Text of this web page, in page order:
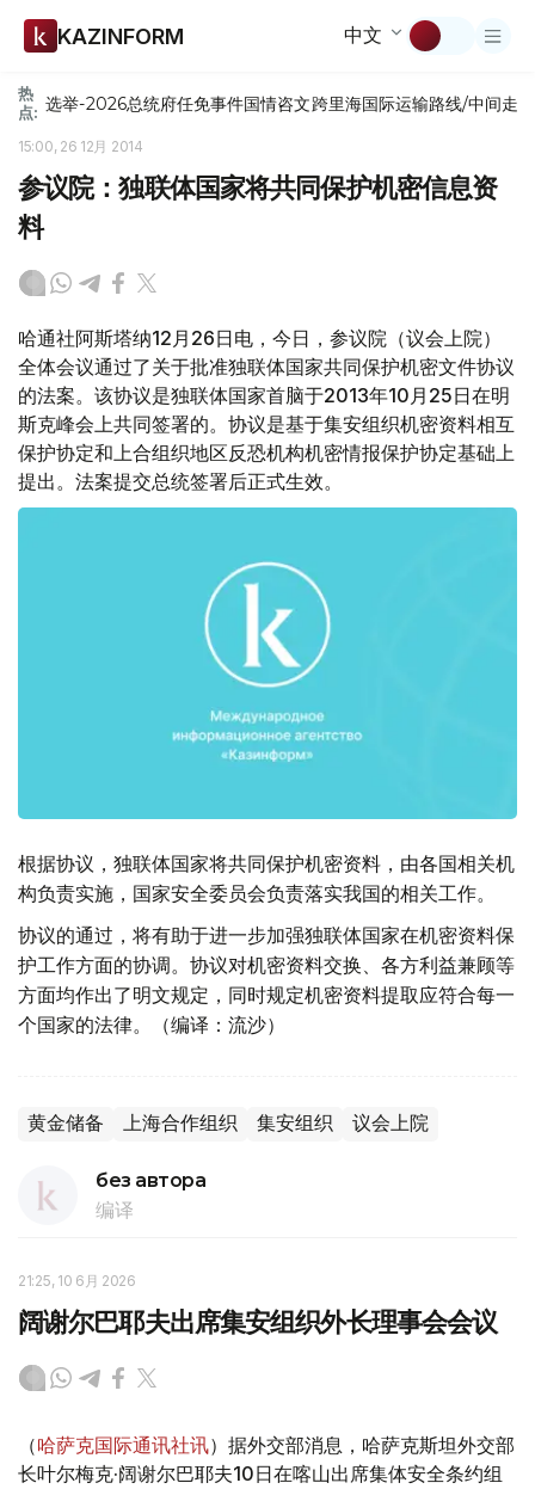
KAZINFORM 中文
热
点: 选举-2026总统府任免事件国情咨文跨里海国际运输路线/中间走廊
15:00, 26 12月 2014
参议院：独联体国家将共同保护机密信息资
料
哈通社阿斯塔纳12月26日电，今日，参议院（议会上院）
全体会议通过了关于批准独联体国家共同保护机密文件协议
的法案。该协议是独联体国家首脑于2013年10月25日在明
斯克峰会上共同签署的。协议是基于集安组织机密资料相互
保护协定和上合组织地区反恐机构机密情报保护协定基础上
提出。法案提交总统签署后正式生效。
根据协议，独联体国家将共同保护机密资料，由各国相关机
构负责实施，国家安全委员会负责落实我国的相关工作。
协议的通过，将有助于进一步加强独联体国家在机密资料保
护工作方面的协调。协议对机密资料交换、各方利益兼顾等
方面均作出了明文规定，同时规定机密资料提取应符合每一
个国家的法律。（编译：流沙）
黄金储备 上海合作组织 集安组织 议会上院
без автора
编译
21:25, 10 6月 2026
阔谢尔巴耶夫出席集安组织外长理事会会议
（哈萨克国际通讯社讯）据外交部消息，哈萨克斯坦外交部
长叶尔梅克·阔谢尔巴耶夫10日在喀山出席集体安全条约组